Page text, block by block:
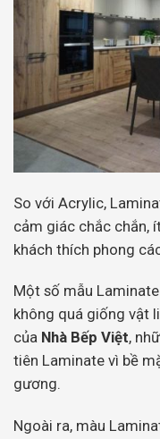
So với Acrylic,
cảm giác chắc chắn,
khách thích phong
Một số mẫu
không quá giống vật
của Nhà Bếp Việt,
tiên Laminate vì bề
gương.
Ngoài ra, màu